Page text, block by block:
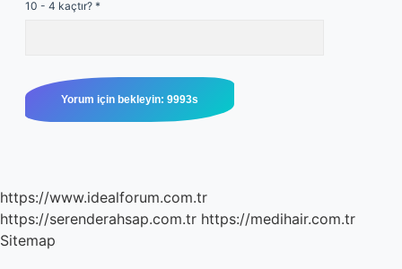
10 - 4 kaçtır? *
https://www.idealforum.com.tr
https://serenderahsap.com.tr https://medihair.com.tr
Sitemap